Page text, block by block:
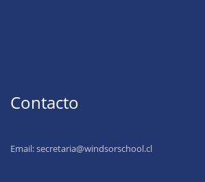
Contacto
Email:secretaria@windsorschool.cl